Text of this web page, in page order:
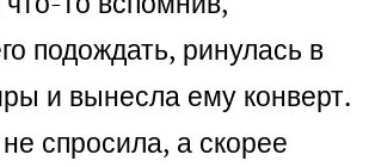
подождать, ринулась в
и вынесла ему конверт.
спросила, а скорее